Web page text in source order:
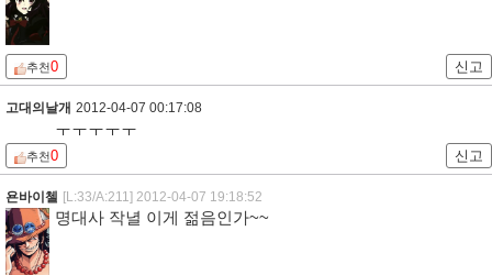
추천0 신고
고대의날개 2012-04-07 00:17:08
ㅜㅜㅜㅜㅜ
추천0 신고
욘바이첼 [L:33/A:211] 2012-04-07 19:18:52
명대사 작녈 이게 젊음인가~~